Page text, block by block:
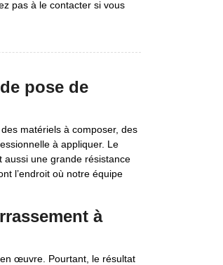
pas à le contacter si vous
pose de
matériels à composer, des
à appliquer. Le
une grande résistance
l’endroit où notre équipe
à
œuvre. Pourtant, le résultat